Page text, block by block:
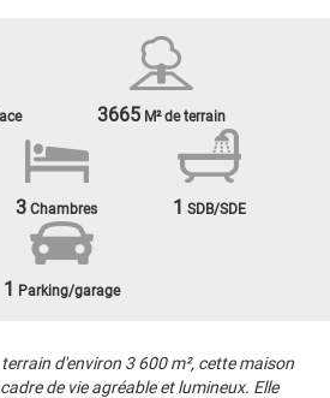
3665M² de terrain
3 Chambres 1 SDB/SDE
1 Parking/garage
d'environ 3 600 m², cette maison
de vie agréable et lumineux. Elle